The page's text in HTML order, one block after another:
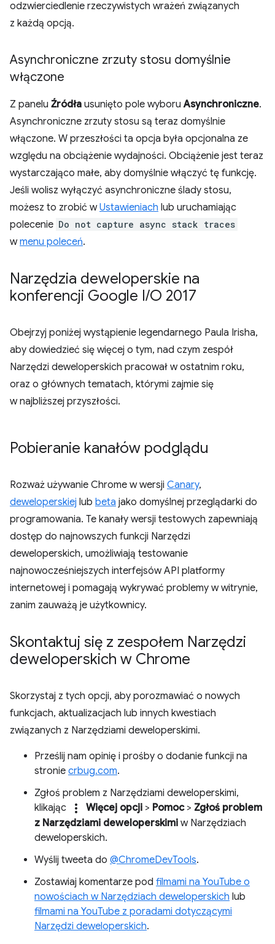
odzwierciedlenie rzeczywistych wrażeń związanych
z każdą opcją.
Asynchroniczne zrzuty stosu domyślnie
włączone
Z panelu Źródła usunięto pole wyboruAsynchroniczne.
Asynchroniczne zrzuty stosu są teraz domyślnie
włączone. W przeszłości ta opcja była opcjonalna ze
względu na obciążenie wydajności. Obciążenie jest teraz
wystarczająco małe, aby domyślnie włączyć tę funkcję.
Jeśli wolisz wyłączyć asynchroniczne ślady stosu,
możesz to zrobić wUstawieniach lub uruchamiając
polecenie Do not capture async stack traces
wmenu poleceń.
Narzędzia deweloperskie na
konferencji Google I/O 2017
Obejrzyj poniżej wystąpienie legendarnego Paula Irisha,
aby dowiedzieć się więcej o tym, nad czym zespół
Narzędzi deweloperskich pracował w ostatnim roku,
oraz o głównych tematach, którymi zajmie się
w najbliższej przyszłości.
Pobieranie kanałów podglądu
Rozważ używanie Chrome w wersji Canary,
deweloperskiej lub beta jako domyślnej przeglądarki do
programowania. Te kanały wersji testowych zapewniają
dostęp do najnowszych funkcji Narzędzi
deweloperskich, umożliwiają testowanie
najnowocześniejszych interfejsów API platformy
internetowej i pomagają wykrywać problemy w witrynie,
zanim zauważą je użytkownicy.
Skontaktuj się z zespołem Narzędzi
deweloperskich w Chrome
Skorzystaj z tych opcji, aby porozmawiać o nowych
funkcjach, aktualizacjach lub innych kwestiach
związanych z Narzędziami deweloperskimi.
Prześlij nam opinię i prośby o dodanie funkcji na
stronie crbug.com.
Zgłoś problem z Narzędziami deweloperskimi,
klikając
more_vert Więcej opcji > Pomoc> Zgłoś problem
z Narzędziami deweloperskimi w Narzędziach
deweloperskich.
Wyślij tweeta do @ChromeDevTools.
Zostawiaj komentarze pod filmami na YouTube o
nowościach w Narzędziach deweloperskich lub
filmami na YouTube z poradami dotyczącymi
Narzędzi deweloperskich.